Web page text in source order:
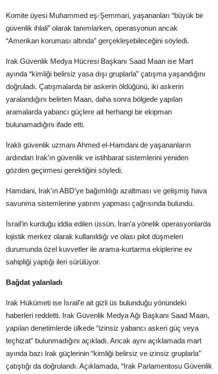
Komite üyesi Muhammed eş-Şemmari, yaşananları “büyük bir
güvenlik ihlali” olarak tanımlarken, operasyonun ancak
“Amerikan koruması altında” gerçekleşebileceğini söyledi.
Irak Güvenlik Medya Hücresi Başkanı Saad Maan ise Mart
ayında “kimliği belirsiz yasa dışı gruplarla” çatışma yaşandığını
doğruladı. Çatışmalarda bir askerin öldüğünü, iki askerin
yaralandığını belirten Maan, daha sonra bölgede yapılan
aramalarda yabancı güçlere ait herhangi bir ekipman
bulunamadığını ifade etti.
Iraklı güvenlik uzmanı Ahmed el-Hamdani de yaşananların
ardından Irak’ın güvenlik ve istihbarat sistemlerini yeniden
gözden geçirmesi gerektiğini söyledi.
Hamdani, Irak’ın ABD’ye bağımlılığı azaltması ve gelişmiş hava
savunma sistemlerine yatırım yapması çağrısında bulundu.
İsrail’in kurduğu iddia edilen üssün, İran’a yönelik operasyonlarda
lojistik merkez olarak kullanıldığı ve olası pilot düşmeleri
durumunda özel kuvvetler ile arama-kurtarma ekiplerine ev
sahipliği yaptığı ileri sürülüyor.
Bağdat yalanladı
Irak Hükümeti ise İsrail’e ait gizli üs bulunduğu yönündeki
haberleri reddetti. Irak Güvenlik Medya Ağı Başkanı Saad Maan,
yapılan denetimlerde ülkede “izinsiz yabancı askeri güç veya
teçhizat” bulunmadığını açıkladı. Ancak aynı açıklamada mart
ayında bazı Irak güçlerinin “kimliği belirsiz ve izinsiz gruplarla”
çatıştığı da doğrulandı. Açıklamada, “Irak Parlamentosu Güvenlik